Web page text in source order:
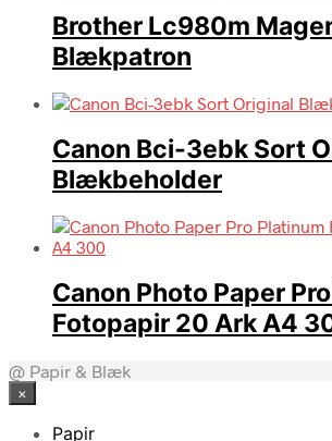
Brother Lc980m
Blækpatron
Canon Bci-3ebk Sort
Blækbeholder
Canon Photo Paper
Fotopapir 20 Ark A4
@ Papir & Blæk
×
Papir